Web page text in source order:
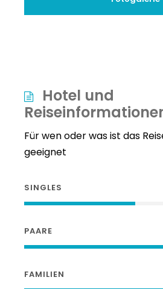
Hotel und
Für wen oder was ist das
geeignet
SINGLES
PAARE
FAMILIEN